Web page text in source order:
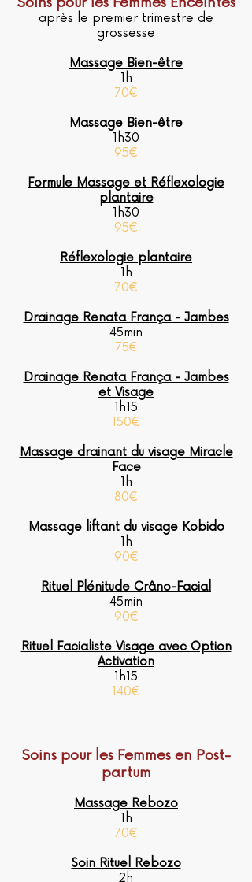
après le premier trimestre de
grossesse
Massage Bien-être
1h
70€
Massage Bien-être
1h30
95€
Formule Massage et Réflexologie
plantaire
1h30
95€
Réflexologie plantaire
1h
70€
Drainage Renata França - Jambes
45min
75€
Drainage Renata França - Jambes
et Visage
1h15
150€
Massage drainant du visage Miracle
Face
1h
80€
Massage liftant du visage Kobido
1h
90€
Rituel Plénitude Crâno-Facial
45min
90€
Rituel Facialiste Visage avec Option
Activation
1h15
140€
Soins pour les Femmes en Post-
partum
Massage Rebozo
1h
70€
Soin Rituel Rebozo
2h